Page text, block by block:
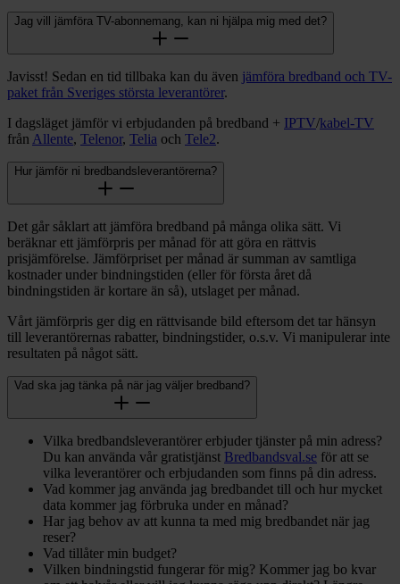
Jag vill jämföra TV-abonnemang, kan ni hjälpa mig med det?
Javisst! Sedan en tid tillbaka kan du även jämföra bredband och TV-
paket från Sveriges största leverantörer.
I dagsläget jämför vi erbjudanden på bredband + IPTV/kabel-TV
från Allente, Telenor, Telia och Tele2.
Hur jämför ni bredbandsleverantörerna?
Det går såklart att jämföra bredband på många olika sätt. Vi
beräknar ett jämförpris per månad för att göra en rättvis
prisjämförelse. Jämförpriset per månad är summan av samtliga
kostnader under bindningstiden (eller för första året då
bindningstiden är kortare än så), utslaget per månad.
Vårt jämförpris ger dig en rättvisande bild eftersom det tar hänsyn
till leverantörernas rabatter, bindningstider, o.s.v. Vi manipulerar inte
resultaten på något sätt.
Vad ska jag tänka på när jag väljer bredband?
Vilka bredbandsleverantörer erbjuder tjänster på min adress?
Du kan använda vår gratistjänst Bredbandsval.se för att se
vilka leverantörer och erbjudanden som finns på din adress.
Vad kommer jag använda jag bredbandet till och hur mycket
data kommer jag förbruka under en månad?
Har jag behov av att kunna ta med mig bredbandet när jag
reser?
Vad tillåter min budget?
Vilken bindningstid fungerar för mig? Kommer jag bo kvar